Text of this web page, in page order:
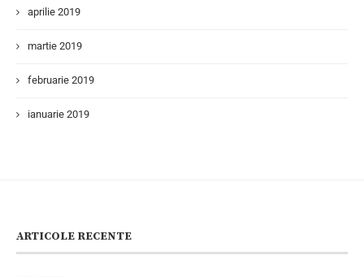
aprilie 2019
martie 2019
februarie 2019
ianuarie 2019
ARTICOLE RECENTE